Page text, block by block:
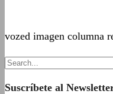
vozed imagen columna
Suscríbete al